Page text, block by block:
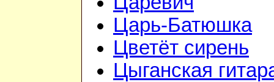
Царь-Батюшка
Цветёт сирень
Цыганская